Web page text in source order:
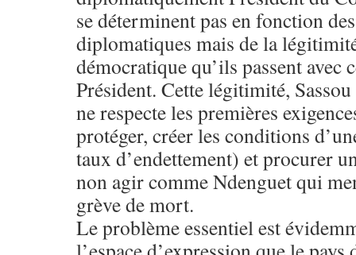
se déterminent pas en fonction
diplomatiques mais de la
démocratique qu’ils passent avec
Président. Cette légitimité, Sassou
ne respecte les premières
protéger, créer les conditions
taux d’endettement) et procurer
non agir comme Ndenguet qui
grève de mort.
Le problème essentiel est